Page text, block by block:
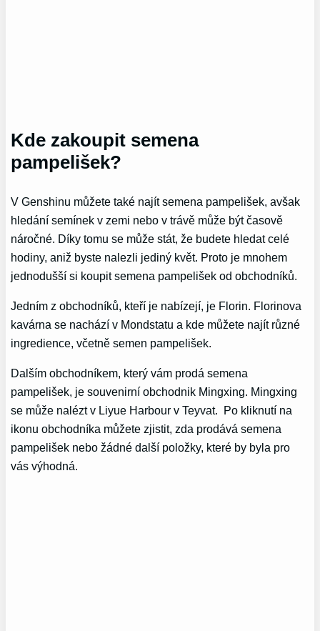
Kde zakoupit semena
pampelišek?
V Genshinu můžete také najít semena pampelišek, avšak
hledání semínek v zemi nebo v trávě může být časově
náročné. Díky tomu se může stát, že budete hledat celé
hodiny, aniž byste nalezli jediný květ. Proto je mnohem
jednodušší si koupit semena pampelišek od obchodníků.
Jedním z obchodníků, kteří je nabízejí, je Florin. Florinova
kavárna se nachází v Mondstatu a kde můžete najít různé
ingredience, včetně semen pampelišek.
Dalším obchodníkem, který vám prodá semena
pampelišek, je souvenirní obchodnik Mingxing. Mingxing
se může nalézt v Liyue Harbour v Teyvat. Po kliknutí na
ikonu obchodníka můžete zjistit, zda prodává semena
pampelišek nebo žádné další položky, které by byla pro
vás výhodná.